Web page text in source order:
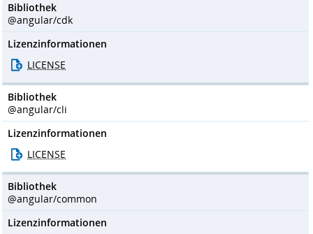
Bibliothek
@angular/cdk
Lizenzinformationen
LICENSE
Bibliothek
@angular/cli
Lizenzinformationen
LICENSE
Bibliothek
@angular/common
Lizenzinformationen